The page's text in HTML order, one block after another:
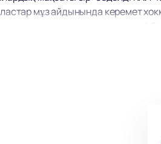
мұз айдынында керемет